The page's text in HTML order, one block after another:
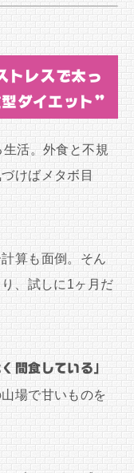
トレスで太っ
ダイエット”
活。外食と不規
けばメタボ目
算も面倒。そん
、試しに1ヶ月だ
間食している」
場で甘いものを